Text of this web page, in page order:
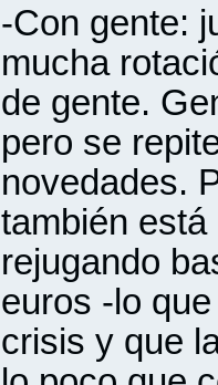
-Con gente:
mucha
de gente.
pero se
novedades.
también
rejugando
euros -lo
crisis y que